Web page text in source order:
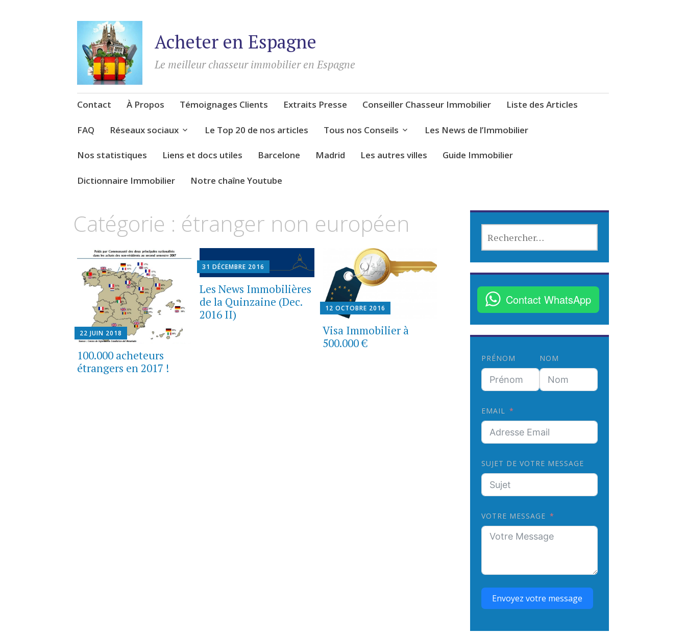
Acheter en Espagne
Le meilleur chasseur immobilier en Espagne
Accéder
contenu
Contact À Propos Témoignages Clients Extraits Presse Conseiller Chasseur Immobilier Liste des Articles
FAQ Réseaux sociaux Le Top 20 de nos articles Tous nos Conseils Les News de l’Immobilier
Nos statistiques Liens et docs utiles Barcelone Madrid Les autres villes Guide Immobilier
Dictionnaire Immobilier Notre chaîne Youtube
Catégorie : étranger non européen
22 JUIN 2018
100.000 acheteurs
étrangers en 2017 !
31 DÉCEMBRE 2016
Les News Immobilières
de la Quinzaine (Dec.
2016 II)
12 OCTOBRE 2016
Visa Immobilier à
500.000 €
C
H
E
R
Contact WhatsApp
PRÉNOM NOM
EMAIL
SUJET DE VOTRE MESSAGE
VOTRE MESSAGE
Envoyez votre message